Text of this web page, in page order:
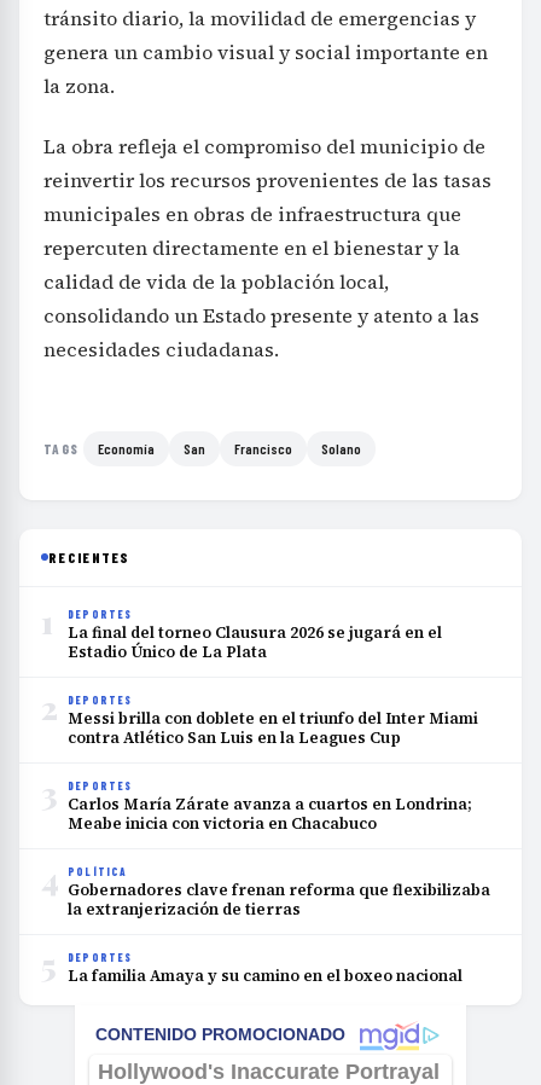
tránsito diario, la movilidad de emergencias y
genera un cambio visual y social importante en
la zona.
La obra refleja el compromiso del municipio de
reinvertir los recursos provenientes de las tasas
municipales en obras de infraestructura que
repercuten directamente en el bienestar y la
calidad de vida de la población local,
consolidando un Estado presente y atento a las
necesidades ciudadanas.
TAGS Economía San Francisco Solano
RECIENTES
1 DEPORTES
La final del torneo Clausura 2026 se jugará en el
Estadio Único de La Plata
2 DEPORTES
Messi brilla con doblete en el triunfo del Inter Miami
contra Atlético San Luis en la Leagues Cup
3 DEPORTES
Carlos María Zárate avanza a cuartos en Londrina;
Meabe inicia con victoria en Chacabuco
4 POLÍTICA
Gobernadores clave frenan reforma que flexibilizaba
la extranjerización de tierras
5 DEPORTES
La familia Amaya y su camino en el boxeo nacional